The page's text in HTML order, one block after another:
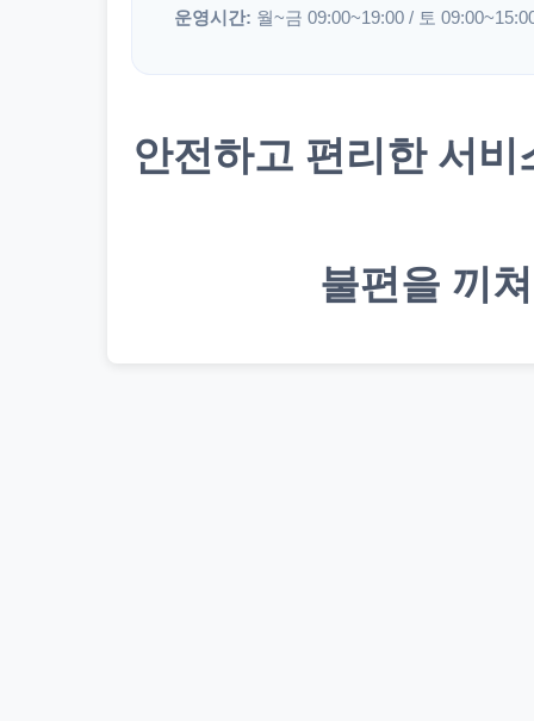
운영시간: 월~금 09:00~19:00 / 토
안전하고 편리한 서
불편을 끼